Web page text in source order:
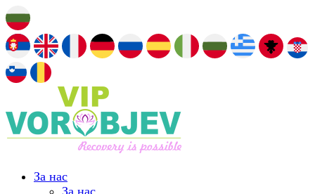
За нас
За нас